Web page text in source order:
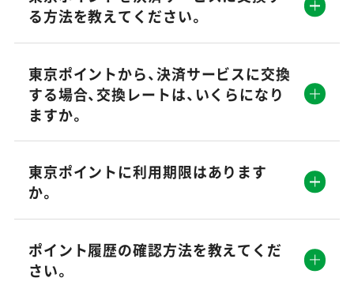
る方法を教えてください。
東京ポイントから、決済サービスに交換
する場合、交換レートは、いくらになり
ますか。
東京ポイントに利用期限はあります
か。
ポイント履歴の確認方法を教えてくだ
さい。